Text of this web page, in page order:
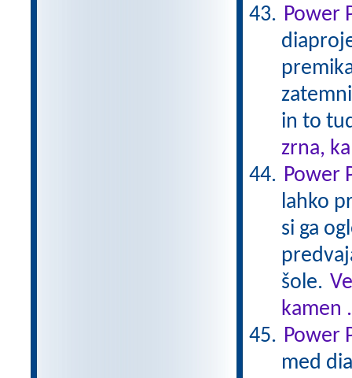
Power
in to
zrna,
Power
lahko
si ga
šole.
kamen
Power
med